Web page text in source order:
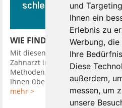
und
Ihnen ein
Erlebnis zu
Werbung, die
Ihre
Diese
außerdem,
messen, um
unsere
WIE FINDE ICH EINEN
Mit diesen 10 Tipps finden Sie
Zahnarzt in Ihrer Nähe. So hat
Methoden, Sie in seine Diagnose
Ihnen über Kamera oder ...
mehr >